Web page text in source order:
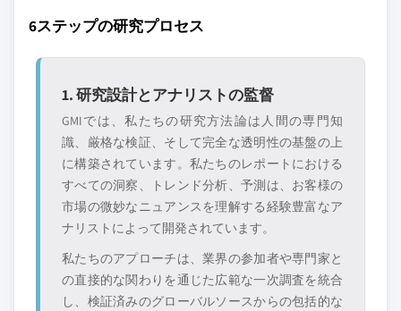
6ステップの研究プロセス
1. 研究設計とアナリストの監督
GMIでは、私たちの研究方法論は人間の専門知
識、厳格な検証、そして完全な透明性の基盤の上
に構築されています。私たちのレポートにおける
すべての洞察、トレンド分析、予測は、お客様の
市場の微妙なニュアンスを理解する経験豊富なア
ナリストによって開発されています。
私たちのアプローチは、業界の参加者や専門家と
の直接的な関わりを通じた広範な一次調査を統合
し、検証済みのグローバルソースからの包括的な